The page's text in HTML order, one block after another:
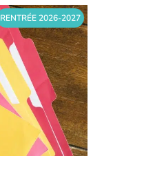
RENTRÉE 2026-2027